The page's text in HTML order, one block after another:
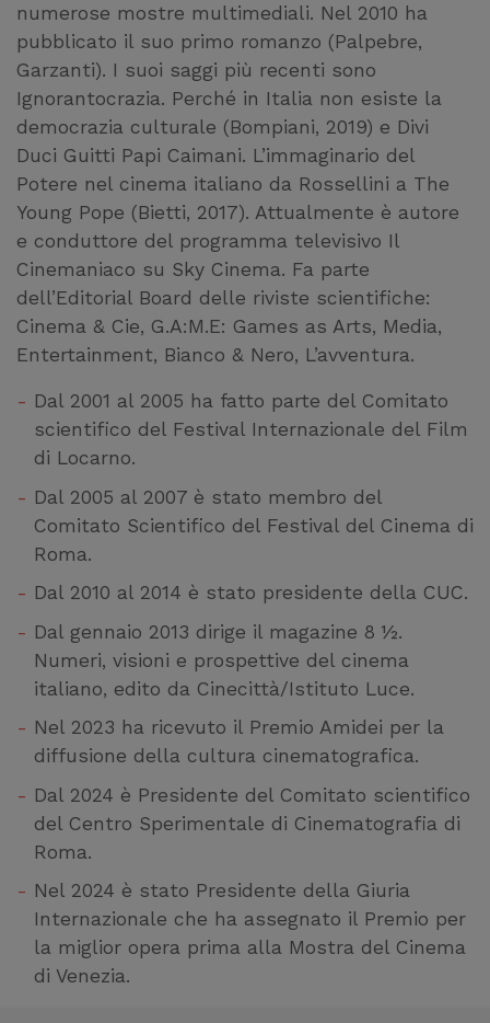
numerose mostre multimediali. Nel 2010 ha
pubblicato il suo primo romanzo (Palpebre,
Garzanti). I suoi saggi più recenti sono
Ignorantocrazia. Perché in Italia non esiste la
democrazia culturale (Bompiani, 2019) e Divi
Duci Guitti Papi Caimani. L’immaginario del
Potere nel cinema italiano da Rossellini a The
Young Pope (Bietti, 2017). Attualmente è autore
e conduttore del programma televisivo Il
Cinemaniaco su Sky Cinema. Fa parte
dell’Editorial Board delle riviste scientifiche:
Cinema & Cie, G.A:M.E: Games as Arts, Media,
Entertainment, Bianco & Nero, L’avventura.
Dal 2001 al 2005 ha fatto parte del Comitato
scientifico del Festival Internazionale del Film
di Locarno.
Dal 2005 al 2007 è stato membro del
Comitato Scientifico del Festival del Cinema di
Roma.
Dal 2010 al 2014 è stato presidente della CUC.
Dal gennaio 2013 dirige il magazine 8 ½.
Numeri, visioni e prospettive del cinema
italiano, edito da Cinecittà/Istituto Luce.
Nel 2023 ha ricevuto il Premio Amidei per la
diffusione della cultura cinematografica.
Dal 2024 è Presidente del Comitato scientifico
del Centro Sperimentale di Cinematografia di
Roma.
Nel 2024 è stato Presidente della Giuria
Internazionale che ha assegnato il Premio per
la miglior opera prima alla Mostra del Cinema
di Venezia.